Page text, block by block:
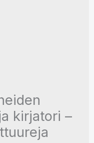
kirjatori –